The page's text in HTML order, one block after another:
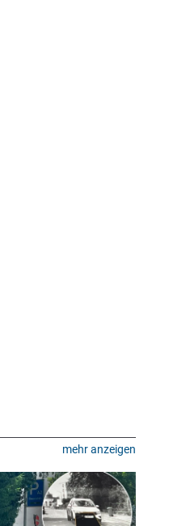
mehr anzeigen